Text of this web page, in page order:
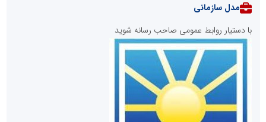
روابط عمومی خبرگزاری گزارش خبر
مدل سازمانی
با دستیار روابط عمومی صاحب رسانه شوید